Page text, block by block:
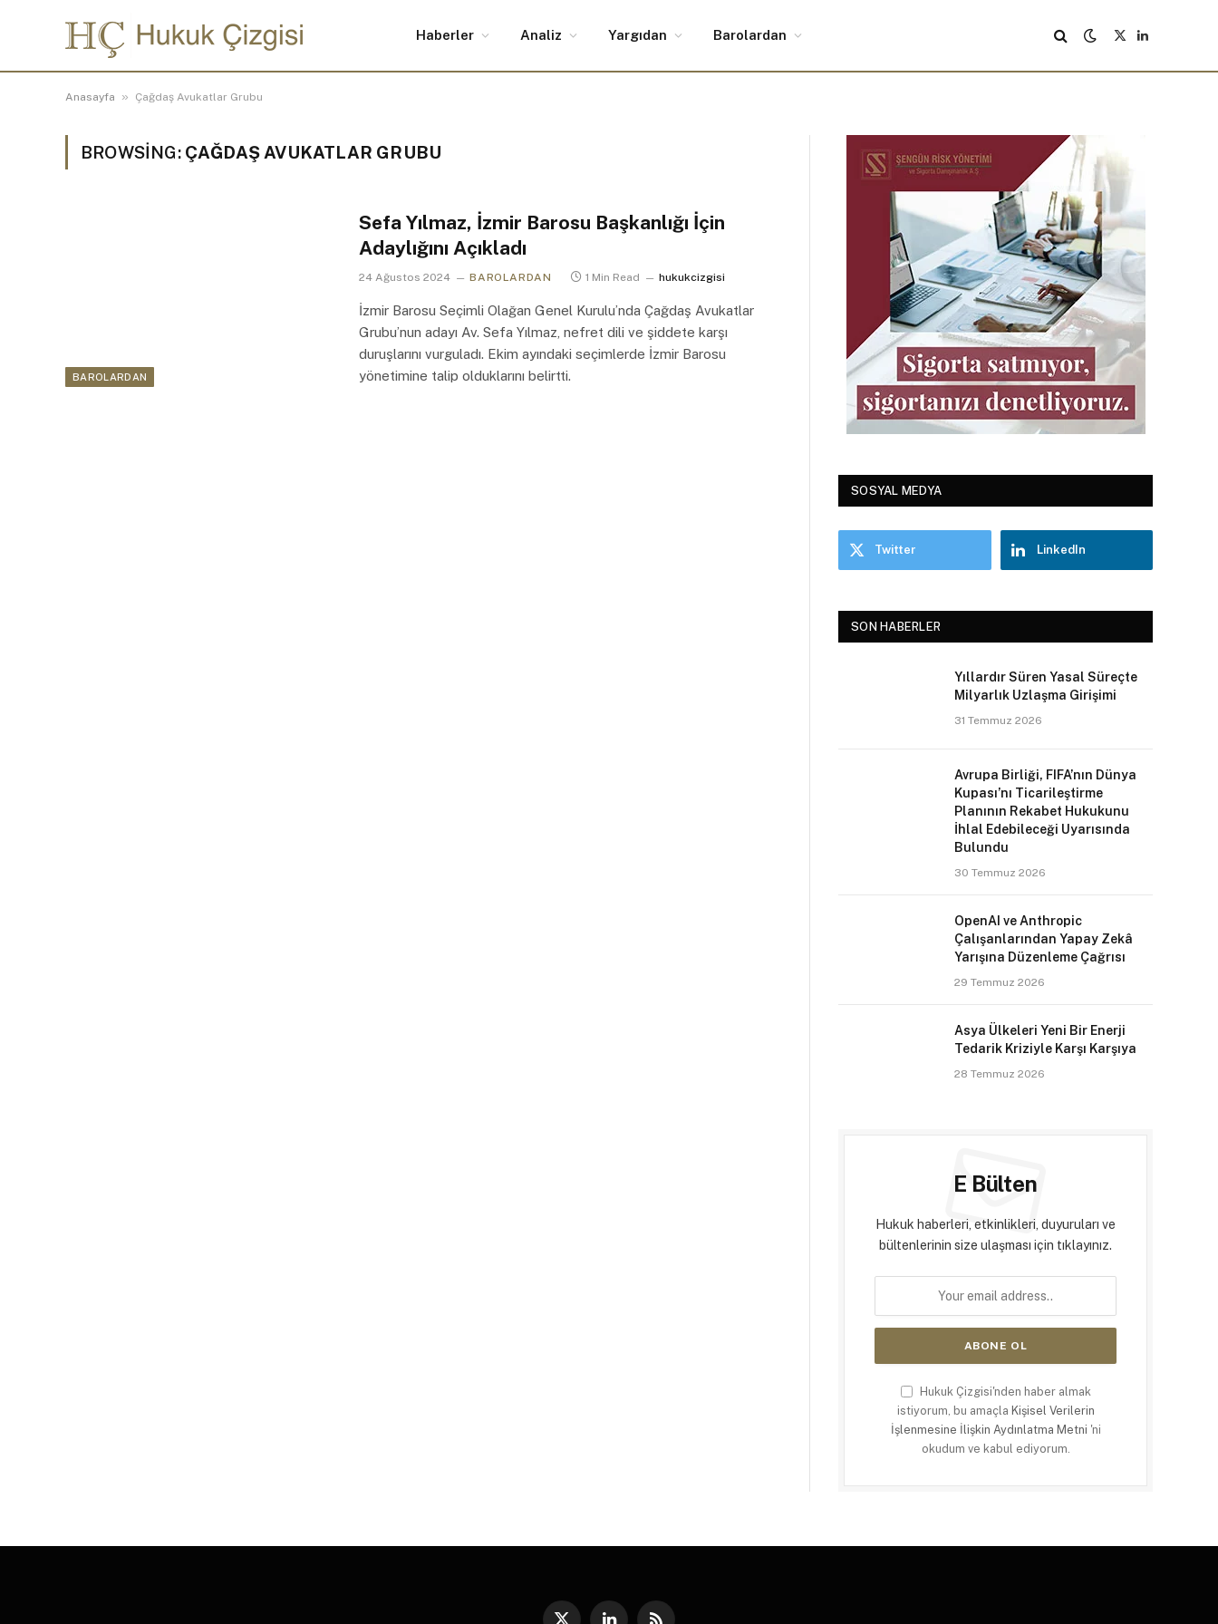
Haberler Analiz Yargıdan Barolardan
X
LinkedIn
Anasayfa » Çağdaş Avukatlar Grubu
BROWSING: ÇAĞDAŞ AVUKATLAR GRUBU
BAROLARDAN
Sefa Yılmaz, İzmir Barosu Başkanlığı İçin
Adaylığını Açıkladı
24 Ağustos 2024 BAROLARDAN 1 Min Read hukukcizgisi
İzmir Barosu Seçimli Olağan Genel Kurulu’nda Çağdaş Avukatlar
Grubu’nun adayı Av. Sefa Yılmaz, nefret dili ve şiddete karşı
duruşlarını vurguladı. Ekim ayındaki seçimlerde İzmir Barosu
yönetimine talip olduklarını belirtti.
SOSYAL MEDYA
Twitter LinkedIn
SON HABERLER
Yıllardır Süren Yasal Süreçte
Milyarlık Uzlaşma Girişimi
31 Temmuz 2026
Avrupa Birliği, FIFA’nın Dünya
Kupası’nı Ticarileştirme
Planının Rekabet Hukukunu
İhlal Edebileceği Uyarısında
Bulundu
30 Temmuz 2026
OpenAI ve Anthropic
Çalışanlarından Yapay Zekâ
Yarışına Düzenleme Çağrısı
29 Temmuz 2026
Asya Ülkeleri Yeni Bir Enerji
Tedarik Kriziyle Karşı Karşıya
28 Temmuz 2026
E Bülten
Hukuk haberleri, etkinlikleri, duyuruları ve
bültenlerinin size ulaşması için tıklayınız.
Hukuk Çizgisi'nden haber almak
istiyorum, bu amaçla Kişisel Verilerin
İşlenmesine İlişkin Aydınlatma Metni 'ni
okudum ve kabul ediyorum.